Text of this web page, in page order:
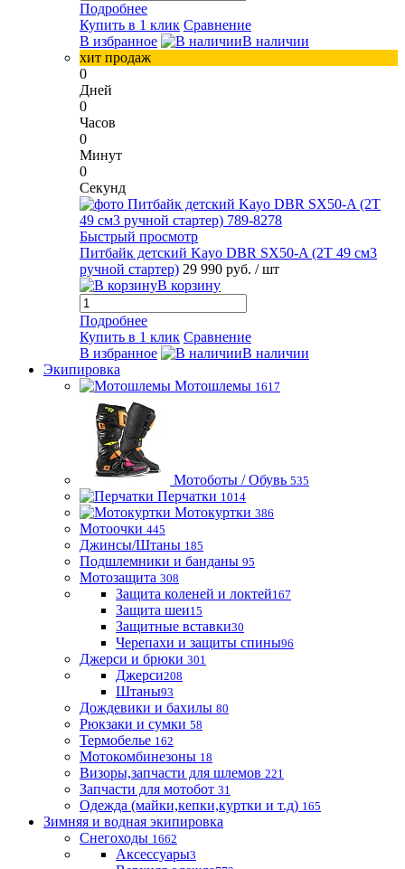
Подробнее
Купить в 1 клик Сравнение
В избранное
В наличии
хит продаж
0
Дней
0
Часов
0
Минут
0
Секунд
Быстрый просмотр
Питбайк детский Kayo DBR SX50-A (2T 49 см3
ручной стартер) 29 990 руб. / шт
В корзину
Подробнее
Купить в 1 клик Сравнение
В избранное
В наличии
Экипировка
Мотошлемы 1617
Мотоботы / Обувь 535
Перчатки 1014
Мотокуртки 386
Мотоочки 445
Джинсы/Штаны 185
Подшлемники и банданы 95
Мотозащита 308
Защита коленей и локтей167
Защита шеи15
Защитные вставки30
Черепахи и защиты спины96
Джерси и брюки 301
Джерси208
Штаны93
Дождевики и бахилы 80
Рюкзаки и сумки 58
Термобелье 162
Мотокомбинезоны 18
Визоры,запчасти для шлемов 221
Запчасти для мотобот 31
Одежда (майки,кепки,куртки и т.д) 165
Зимняя и водная экипировка
Снегоходы 1662
Аксессуары3